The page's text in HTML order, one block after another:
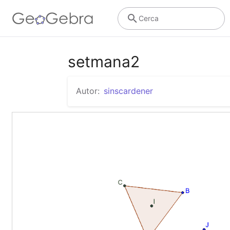
Cerca
setmana2
Autor: sinscardener